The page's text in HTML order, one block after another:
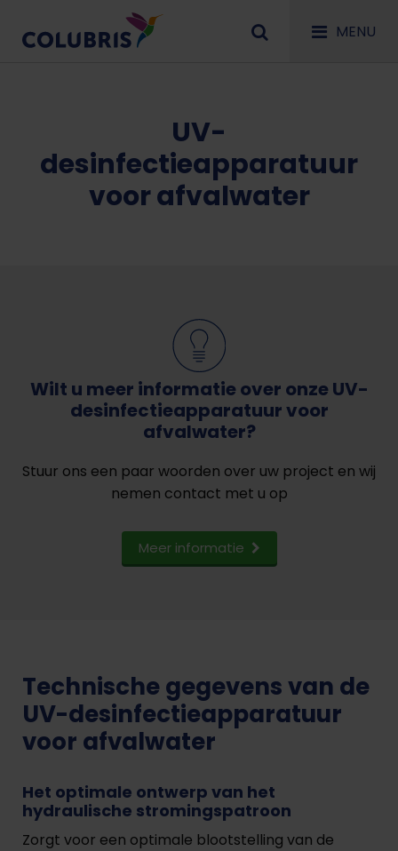
MENU
UV-
desinfectieapparatuur
voor afvalwater
Wilt u meer informatie over onze UV-
desinfectieapparatuur voor
afvalwater?
Stuur ons een paar woorden over uw project en wij
nemen contact met u op
Meer informatie
Technische gegevens van de
UV-desinfectieapparatuur
voor afvalwater
Het optimale ontwerp van het
hydraulische stromingspatroon
Zorgt voor een optimale blootstelling van de